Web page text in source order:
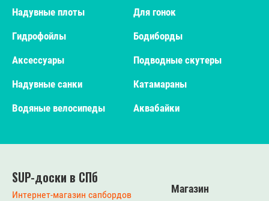
Надувные плоты
Для гонок
Гидрофойлы
Бодиборды
Аксессуары
Подводные скутеры
Надувные санки
Катамараны
Водяные велосипеды
Аквабайки
Магазин
SUP-доски в СПб
Интернет-магазин сапбордов